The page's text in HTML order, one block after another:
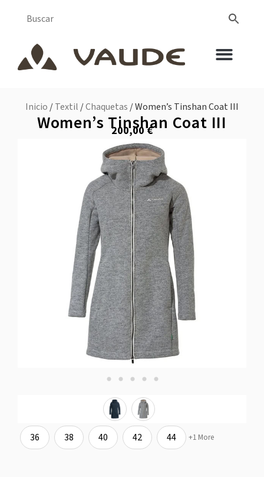
Inicio /Textil /Chaquetas / Women’s Tinshan Coat III
Women’s Tinshan Coat III
200,00€
36 38 40 42 44 +1 More